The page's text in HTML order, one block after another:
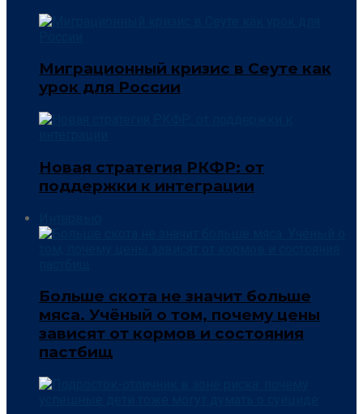
Миграционный кризис в Сеуте как
урок для России
Новая стратегия РКФР: от
поддержки к интеграции
Больше скота не значит больше
мяса. Учёный о том, почему цены
зависят от кормов и состояния
пастбищ